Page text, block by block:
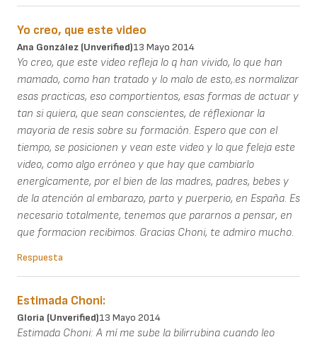
Yo creo, que este video
Ana González (unverified)13 Mayo 2014
Yo creo, que este video refleja lo q han vivido, lo que han
mamado, como han tratado y lo malo de esto,.es normalizar
esas practicas, eso comportientos, esas formas de actuar y
tan si quiera, que sean conscientes, de réflexionar la
mayoria de resis sobre su formación. Espero que con el
tiempo, se posicionen y vean este video y lo que feleja este
video, como algo erróneo y que hay que cambiarlo
energícamente, por el bien de las madres, padres, bebes y
de la atención al embarazo, parto y puerperio, en España. Es
necesario totalmente, tenemos que pararnos a pensar, en
que formacion recibimos. Gracias Choni, te admiro mucho.
Respuesta
Estimada Choni:
Gloria (unverified)13 Mayo 2014
Estimada Choni: A mí me sube la bilirrubina cuando leo